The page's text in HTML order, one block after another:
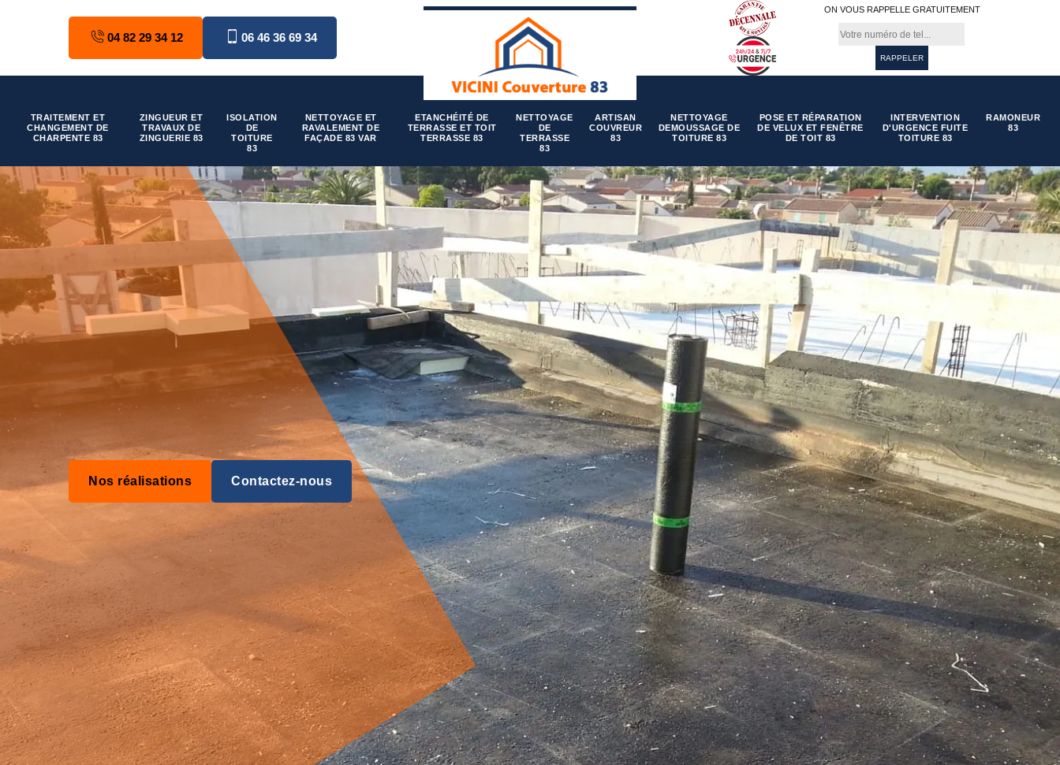
04 82 29 34 12 06 46 36 69 34
ON VOUS RAPPELLE GRATUITEMENT
TRAITEMENT ET
CHANGEMENT DE
CHARPENTE 83
ZINGUEUR ET
TRAVAUX DE
ZINGUERIE 83
ISOLATION
DE
TOITURE
83
NETTOYAGE ET
RAVALEMENT DE
FAÇADE 83 VAR
ETANCHÉITÉ DE
TERRASSE ET TOIT
TERRASSE 83
NETTOYAGE
DE
TERRASSE
83
ARTISAN
COUVREUR
83
NETTOYAGE
DEMOUSSAGE DE
TOITURE 83
POSE ET RÉPARATION
DE VELUX ET FENÊTRE
DE TOIT 83
INTERVENTION
D'URGENCE FUITE
TOITURE 83
RAMONEUR
83
Nos réalisations Contactez-nous